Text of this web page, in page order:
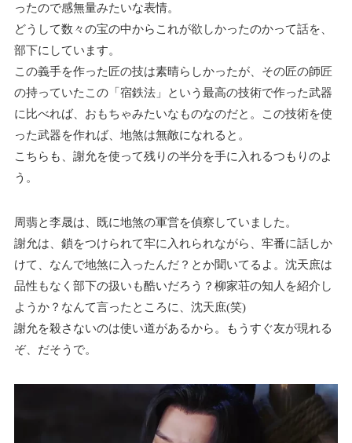
ったので感無量みたいな表情。
どうして数々の宝の中からこれが欲しかったのかって話を、
部下にしています。
この義手を作った匠の技は素晴らしかったが、その匠の師匠
の持っていたこの「宿鉄法」という最高の技術で作った武器
に比べれば、おもちゃみたいなものなのだと。この技術を使
った武器を作れば、地煞は無敵になれると。
こちらも、謝允を使って残りの半分を手に入れるつもりのよ
う。
周翡と李晟は、既に地煞の軍営を偵察していました。
謝允は、鎖をつけられて牢に入れられながら、牢番に話しか
けて、なんで地煞に入ったんだ？とか聞いてるよ。沈天庶は
品性もなく部下の扱いも酷いだろう？柳家荘の知人を紹介し
ようか？なんて言ったところに、沈天庶(笑)
謝允を殺さないのは使い道があるから。もうすぐ友が現れる
ぞ、だそうで。